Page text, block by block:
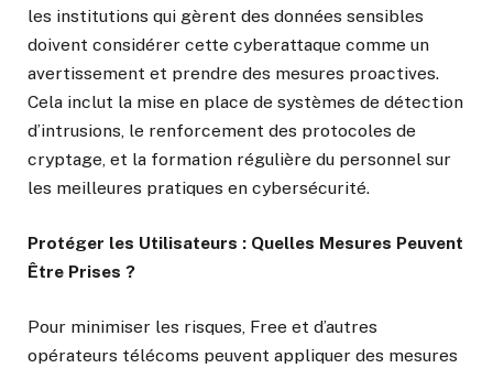
les institutions qui gèrent des données sensibles
doivent considérer cette cyberattaque comme un
avertissement et prendre des mesures proactives.
Cela inclut la mise en place de systèmes de détection
d’intrusions, le renforcement des protocoles de
cryptage, et la formation régulière du personnel sur
les meilleures pratiques en cybersécurité.
Protéger les Utilisateurs : Quelles Mesures Peuvent
Être Prises ?
Pour minimiser les risques, Free et d’autres
opérateurs télécoms peuvent appliquer des mesures